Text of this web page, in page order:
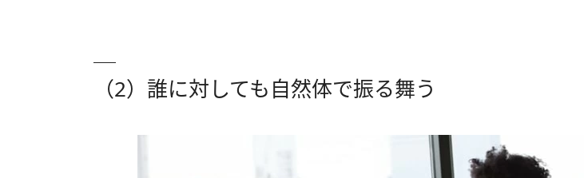
（2）誰に対しても自然体で振る舞う